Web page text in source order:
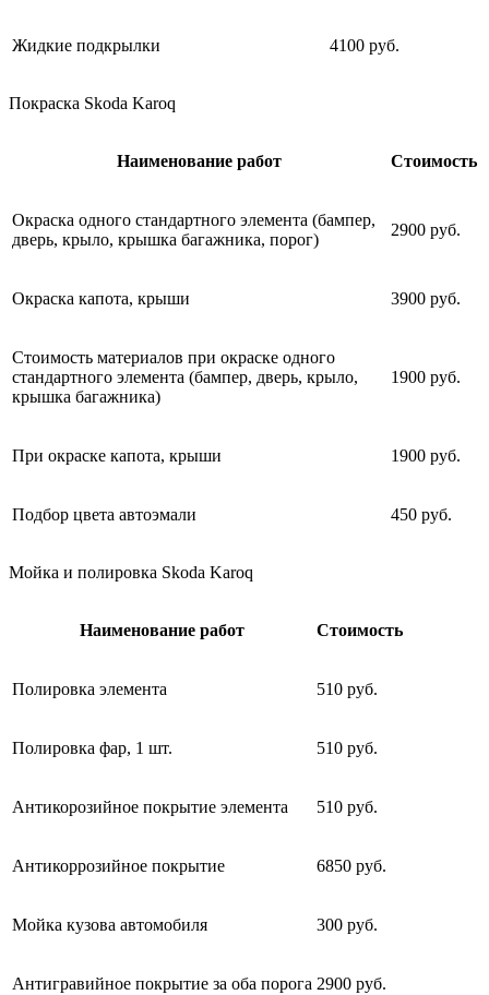
Жидкие подкрылки 4100 руб.
Покраска Skoda Karoq
Наименование работ Стоимость
Окраска одного стандартного элемента (бампер,
дверь, крыло, крышка багажника, порог)
2900 руб.
Окраска капота, крыши 3900 руб.
Стоимость материалов при окраске одного
стандартного элемента (бампер, дверь, крыло,
крышка багажника)
1900 руб.
При окраске капота, крыши 1900 руб.
Подбор цвета автоэмали 450 руб.
Мойка и полировка Skoda Karoq
Наименование работ Стоимость
Полировка элемента 510 руб.
Полировка фар, 1 шт. 510 руб.
Антикорозийное покрытие элемента 510 руб.
Антикоррозийное покрытие 6850 руб.
Мойка кузова автомобиля 300 руб.
Антигравийное покрытие за оба порога 2900 руб.